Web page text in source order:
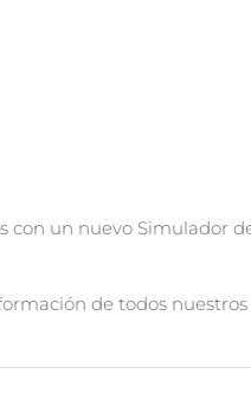
un nuevo Simulador
de todos